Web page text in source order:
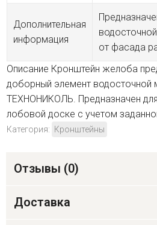
Дополнительная
информация
от фасада
Описание Кронштейн желоба
доборный элемент водосточной
ТЕХНОНИКОЛЬ. Предназначен
лобовой доске с учетом
Категория: Кронштейны
Отзывы (0)
Доставка